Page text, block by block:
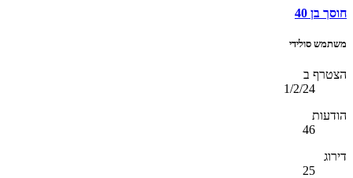
חוסך בן 40
משתמש סולידי
הצטרף ב
1/2/24
הודעות
46
דירוג
25